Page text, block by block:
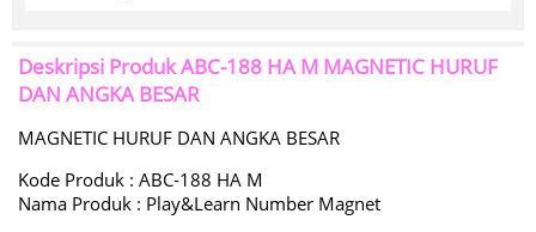
Deskripsi ProdukABC-188 HA M MAGNETIC HURUF
DAN ANGKA BESAR
MAGNETIC HURUF DAN ANGKA BESAR
Kode Produk : ABC-188 HA M
Nama Produk : Play&Learn Number Magnet